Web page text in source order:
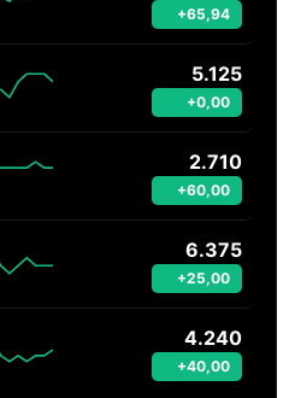
+65,94
5.125
+0,00
2.710
+60,00
6.375
+25,00
4.240
+40,00